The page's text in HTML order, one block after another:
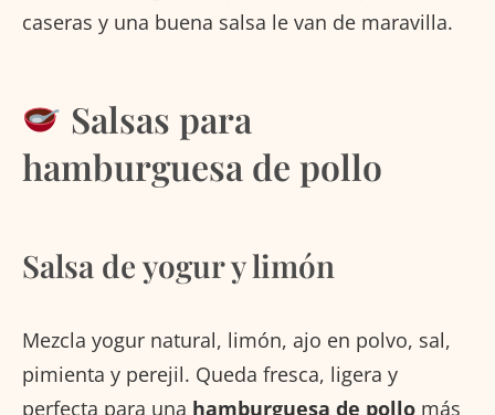
caseras y una buena salsa le van de maravilla.
Salsas para
hamburguesa de pollo
Salsa de yogur y limón
Mezcla yogur natural, limón, ajo en polvo, sal,
pimienta y perejil. Queda fresca, ligera y
perfecta para una hamburguesa de pollo más